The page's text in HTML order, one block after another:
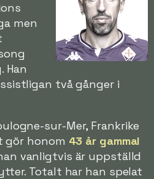
men
Han
två gånger i
sur-Mer, Frankrike
gör honom 43 år gammal
vanligtvis är uppställd
Totalt har han spelat